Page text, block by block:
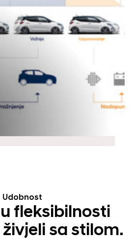
Udobnost
fleksibilnosti
sa stilom.